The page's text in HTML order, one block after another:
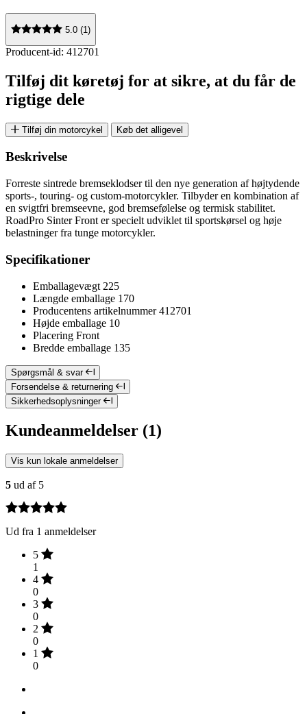
5.0 (1)
Producent-id: 412701
Tilføj dit køretøj for at sikre, at du får de
rigtige dele
Tilføj din motorcykel Køb det alligevel
Beskrivelse
Forreste sintrede bremseklodser til den nye generation af højtydende
sports-, touring- og custom-motorcykler. Tilbyder en kombination af
en svigtfri bremseevne, god bremsefølelse og termisk stabilitet.
RoadPro Sinter Front er specielt udviklet til sportskørsel og høje
belastninger fra tunge motorcykler.
Specifikationer
Emballagevægt 225
Længde emballage 170
Producentens artikelnummer412701
Højde emballage 10
Placering Front
Bredde emballage 135
Spørgsmål & svar
Forsendelse & returnering
Sikkerhedsoplysninger
Kundeanmeldelser (1)
Vis kun lokale anmeldelser
5 ud af 5
Ud fra 1 anmeldelser
5
1
4
0
3
0
2
0
1
0